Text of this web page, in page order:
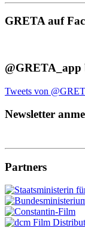
GRETA auf
@GRETA_app
Tweets von
Newsletter
Partners